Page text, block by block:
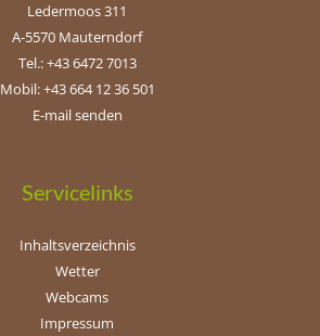
Ledermoos 311
A-5570 Mauterndorf
Tel.: +43 6472 7013
Mobil: +43 664 12 36 501
E-mail senden
Servicelinks
Inhaltsverzeichnis
Wetter
Webcams
Impressum